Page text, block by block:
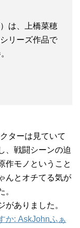
は、上橋菜穂
リーズ作品で
ターは見ていて
、戦闘シーンの迫
作モノということ
んとオチてる気が
。
がありました。
か: AskJohnふぁ